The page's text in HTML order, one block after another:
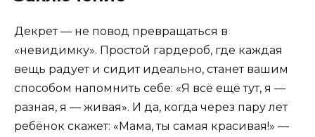
Декрет — не повод превращаться в
«невидимку». Простой гардероб, где каждая
вещь радует и сидит идеально, станет вашим
способом напомнить себе: «Я всё ещё тут, я —
разная, я — живая». И да, когда через пару лет
ребёнок скажет: «Мама, ты самая красивая!» —